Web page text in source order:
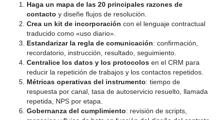
Haga un mapa de las 20 principales razones de
contacto y diseñe flujos de resolución.
Crea un kit de incorporación con el lenguaje contractual
traducido como «uso diario».
Estandarizar la regla de comunicación: confirmación,
recordatorio, instrucción, resultado, seguimiento.
Centralice los datos y los protocolos en el CRM para
reducir la repetición de trabajos y los contactos repetidos.
Métricas operativas del instrumento: tiempo de
respuesta por canal, tasa de autoservicio resuelto, llamada
repetida, NPS por etapa.
Gobernanza del cumplimiento: revisión de scripts,